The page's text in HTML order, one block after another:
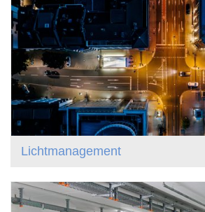
Lichtmanagement